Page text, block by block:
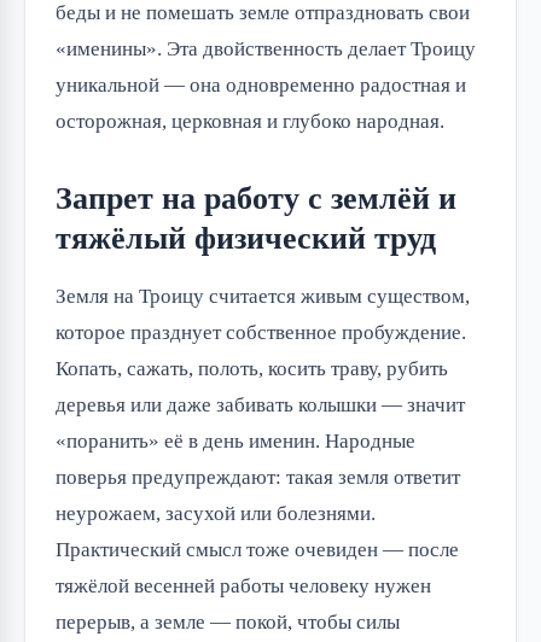
беды и не помешать земле отпраздновать свои
«именины». Эта двойственность делает Троицу
уникальной — она одновременно радостная и
осторожная, церковная и глубоко народная.
Запрет на работу с землёй и
тяжёлый физический труд
Земля на Троицу считается живым существом,
которое празднует собственное пробуждение.
Копать, сажать, полоть, косить траву, рубить
деревья или даже забивать колышки — значит
«поранить» её в день именин. Народные
поверья предупреждают: такая земля ответит
неурожаем, засухой или болезнями.
Практический смысл тоже очевиден — после
тяжёлой весенней работы человеку нужен
перерыв, а земле — покой, чтобы силы